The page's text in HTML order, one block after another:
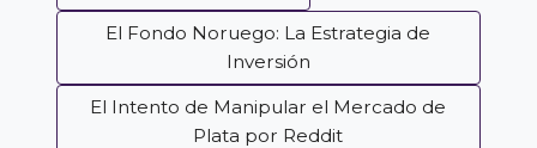
El Fondo Noruego: La Estrategia de
Inversión
El Intento de Manipular el Mercado de
Plata por Reddit